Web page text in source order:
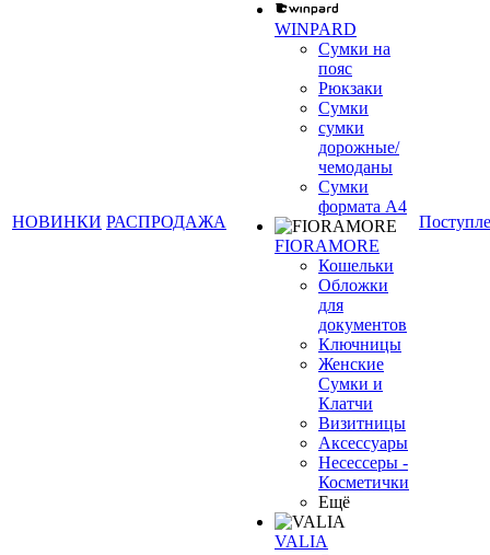
НОВИНКИ РАСПРОДАЖА
WINPARD
Сумки на
пояс
Рюкзаки
Сумки
сумки
дорожные/
чемоданы
Сумки
формата А4
FIORAMORE
Кошельки
Обложки
для
документов
Ключницы
Женские
Сумки и
Клатчи
Визитницы
Аксессуары
Несессеры -
Косметички
Ещё
VALIA